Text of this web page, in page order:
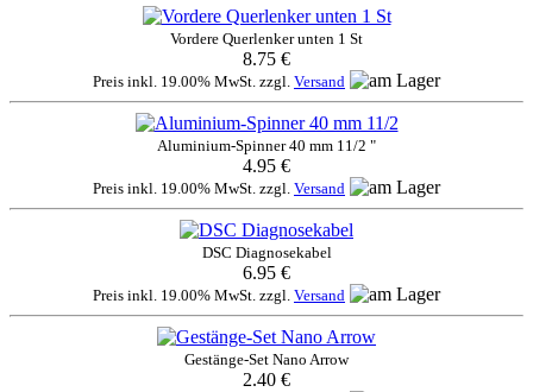
Vordere Querlenker unten 1 St
8.75 €
Preis inkl. 19.00% MwSt. zzgl. Versand
Aluminium-Spinner 40 mm 11/2 "
4.95 €
Preis inkl. 19.00% MwSt. zzgl. Versand
DSC Diagnosekabel
6.95 €
Preis inkl. 19.00% MwSt. zzgl. Versand
Gestänge-Set Nano Arrow
2.40 €